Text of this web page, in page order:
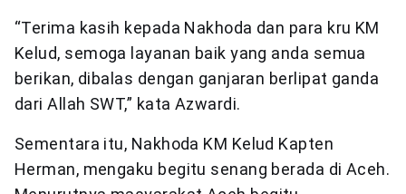
“Terima kasih kepada Nakhoda dan para kru KM
Kelud, semoga layanan baik yang anda semua
berikan, dibalas dengan ganjaran berlipat ganda
dari Allah SWT,” kata Azwardi.
Sementara itu, Nakhoda KM Kelud Kapten
Herman, mengaku begitu senang berada di Aceh.